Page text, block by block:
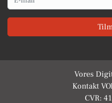
Vores
Kontakt
CVR: